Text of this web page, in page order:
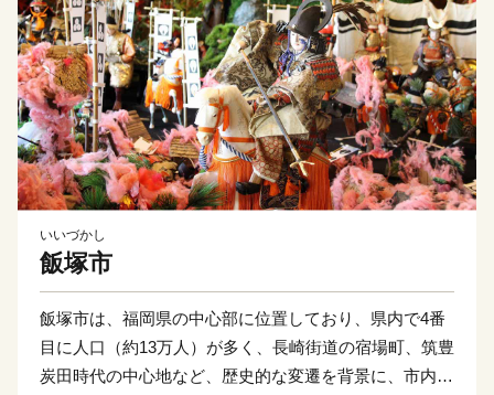
いいづかし
飯塚市
飯塚市は、福岡県の中心部に位置しており、県内で4番
目に人口（約13万人）が多く、長崎街道の宿場町、筑豊
炭田時代の中心地など、歴史的な変遷を背景に、市内に